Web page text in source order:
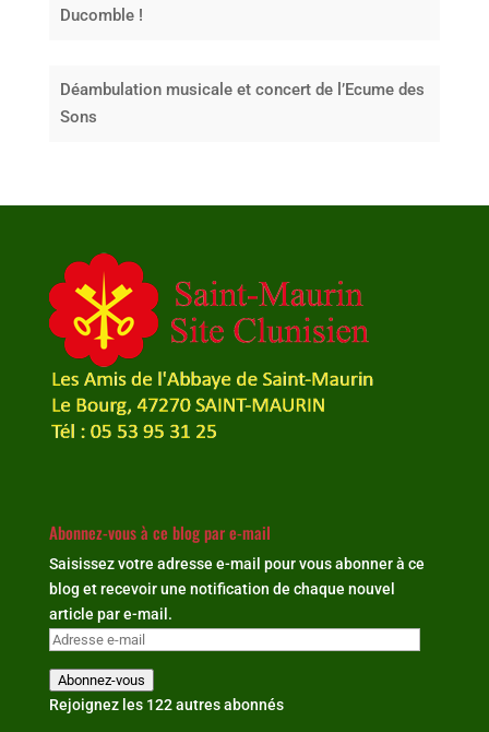
Ducomble !
Déambulation musicale et concert de l’Ecume des
Sons
Abonnez-vous à ce blog par e-mail
Saisissez votre adresse e-mail pour vous abonner à ce
blog et recevoir une notification de chaque nouvel
article par e-mail.
Adresse
mail
Abonnez-vous
Rejoignez les 122 autres abonnés